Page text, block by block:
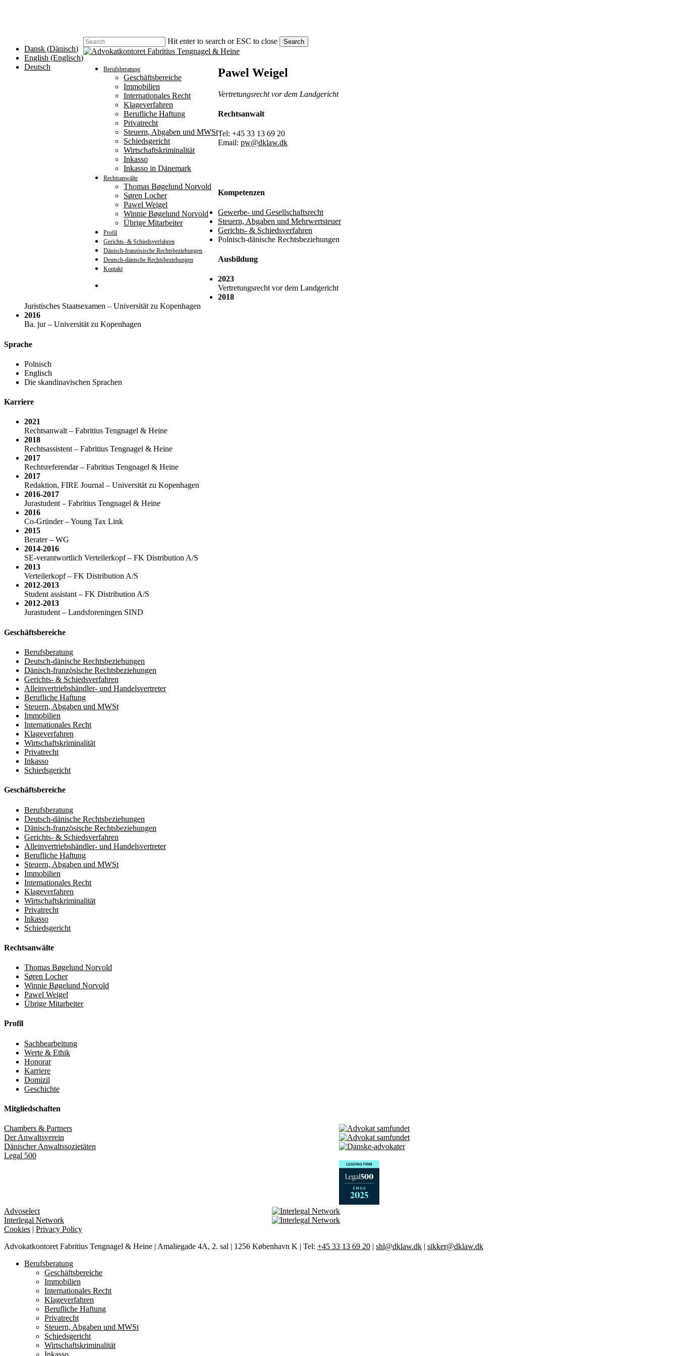
Dansk (Dänisch)
English (Englisch)
Deutsch
Hit enter to search or ESC to close Search
Close
Search
search
Menu
Berufsberatung
Geschäftsbereiche
Immobilien
Internationales Recht
Klageverfahren
Berufliche Haftung
Privatrecht
Steuern, Abgaben und MWSt
Schiedsgericht
Wirtschaftskriminalität
Inkasso
Inkasso in Dänemark
Rechtsanwälte
Thomas Bøgelund Norvold
Søren Locher
Pawel Weigel
Winnie Bøgelund Norvold
Übrige Mitarbeiter
Profil
Gerichts- & Schiedsverfahren
Dänisch-französische Rechtsbeziehungen
Deutsch-dänische Rechtsbeziehungen
Kontakt
Pawel Weigel
Vertretungsrecht vor dem Landgericht
Rechtsanwalt
Tel: +45 33 13 69 20
Email: pw@dklaw.dk
Kompetenzen
Gewerbe- und Gesellschaftsrecht
Steuern, Abgaben und Mehrwertsteuer
Gerichts- & Schiedsverfahren
Polnisch-dänische Rechtsbeziehungen
Ausbildung
2023
Vertretungsrecht vor dem Landgericht
2018
Juristisches Staatsexamen – Universität zu Kopenhagen
2016
Ba. jur – Universität zu Kopenhagen
Sprache
Polnisch
Englisch
Die skandinavischen Sprachen
Karriere
2021
Rechtsanwalt – Fabritius Tengnagel & Heine
2018
Rechtsassistent – Fabritius Tengnagel & Heine
2017
Rechtsreferendar – Fabritius Tengnagel & Heine
2017
Redaktion, FIRE Journal – Universität zu Kopenhagen
2016-2017
Jurastudent – Fabritius Tengnagel & Heine
2016
Co-Gründer – Young Tax Link
2015
Berater – WG
2014-2016
SE-verantwortlich Verteilerkopf – FK Distribution A/S
2013
Verteilerkopf – FK Distribution A/S
2012-2013
Student assistant – FK Distribution A/S
2012-2013
Jurastudent – Landsforeningen SIND
Geschäftsbereiche
Berufsberatung
Deutsch-dänische Rechtsbeziehungen
Dänisch-französische Rechtsbeziehungen
Gerichts- & Schiedsverfahren
Alleinvertriebshändler- und Handelsvertreter
Berufliche Haftung
Steuern, Abgaben und MWSt
Immobilien
Internationales Recht
Klageverfahren
Wirtschaftskriminalität
Privatrecht
Inkasso
Schiedsgericht
Geschäftsbereiche
Berufsberatung
Deutsch-dänische Rechtsbeziehungen
Dänisch-französische Rechtsbeziehungen
Gerichts- & Schiedsverfahren
Alleinvertriebshändler- und Handelsvertreter
Berufliche Haftung
Steuern, Abgaben und MWSt
Immobilien
Internationales Recht
Klageverfahren
Wirtschaftskriminalität
Privatrecht
Inkasso
Schiedsgericht
Rechtsanwälte
Thomas Bøgelund Norvold
Søren Locher
Winnie Bøgelund Norvold
Pawel Weigel
Übrige Mitarbeiter
Profil
Sachbearbeitung
Werte & Ethik
Honorar
Karriere
Domizil
Geschichte
Mitgliedschaften
Chambers & Partners
Der Anwaltsverein
Dänischer Anwaltssozietäten
Legal 500
Advoselect
Interlegal Network
Cookies
Privacy Policy
Advokatkontoret Fabritius Tengnagel & Heine | Amaliegade 4A, 2. sal | 1256 København K | Tel: +45 33 13 69 20 shl@dklaw.dk
sikker@dklaw.dk
Close
Berufsberatung
Geschäftsbereiche
Immobilien
Internationales Recht
Klageverfahren
Berufliche Haftung
Privatrecht
Steuern, Abgaben und MWSt
Schiedsgericht
Wirtschaftskriminalität